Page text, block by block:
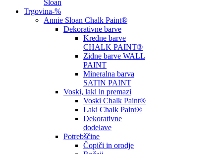
Sloan
Trgovina-%
Annie Sloan Chalk Paint®
Dekorativne barve
Kredne barve
CHALK PAINT®
Zidne barve WALL
PAINT
Mineralna barva
SATIN PAINT
Voski, laki in premazi
Voski Chalk Paint®
Laki Chalk Paint®
Dekorativne
dodelave
Potrebščine
Čopiči in orodje